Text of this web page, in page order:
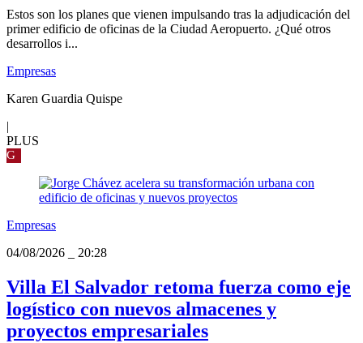
Estos son los planes que vienen impulsando tras la adjudicación del
primer edificio de oficinas de la Ciudad Aeropuerto. ¿Qué otros
desarrollos i...
Empresas
Karen Guardia Quispe
PLUS
G
Empresas
04/08/2026
20:28
Villa El Salvador retoma fuerza como eje
logístico con nuevos almacenes y
proyectos empresariales